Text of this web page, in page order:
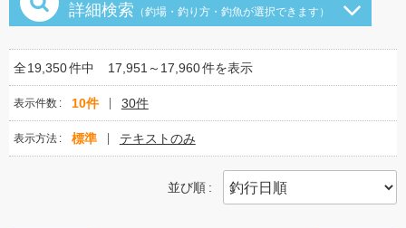
詳細検索 （釣場・釣り方・釣魚が選択できます）
全19,350件中 17,951～17,960件を表示
表示件数 10件 30件
表示方法 標準 テキストのみ
並び順